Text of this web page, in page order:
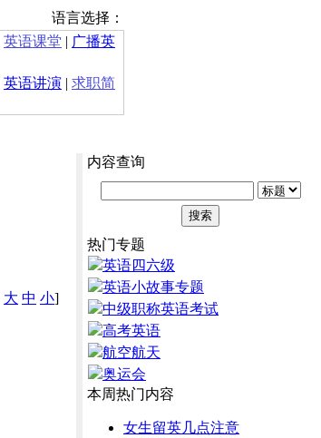
语言选择：
英语课堂 | 广播英
英语讲演 | 求职简
大 中 小]
内容查询
热门专题
英语四六级
英语小故事专题
中级职称英语考试
高考英语
航空航天
奥运会
本周热门内容
女生留英几点注意